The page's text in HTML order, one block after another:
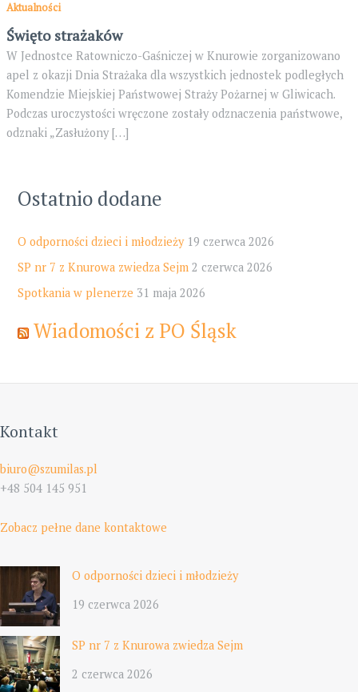
Aktualności
Święto strażaków
W Jednostce Ratowniczo-Gaśniczej w Knurowie zorganizowano
apel z okazji Dnia Strażaka dla wszystkich jednostek podległych
Komendzie Miejskiej Państwowej Straży Pożarnej w Gliwicach.
Podczas uroczystości wręczone zostały odznaczenia państwowe,
odznaki „Zasłużony […]
Ostatnio dodane
O odporności dzieci i młodzieży 19 czerwca 2026
SP nr 7 z Knurowa zwiedza Sejm 2 czerwca 2026
Spotkania w plenerze 31 maja 2026
Wiadomości z PO Śląsk
Kontakt
biuro@szumilas.pl
+48 504 145 951
Zobacz pełne dane kontaktowe
O odporności dzieci i młodzieży
19 czerwca 2026
SP nr 7 z Knurowa zwiedza Sejm
2 czerwca 2026